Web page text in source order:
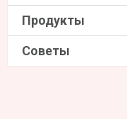
Продукты
Советы